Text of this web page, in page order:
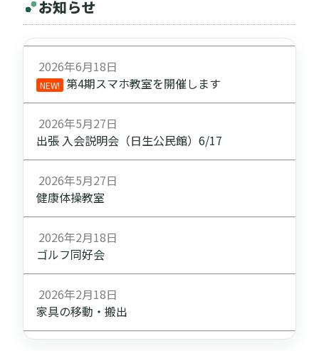
お知らせ
2026年6月18日
NEW! 第4期スマホ教室を開催します
2026年5月27日
出張 入会説明会（日生公民館）6/17
2026年5月27日
健康体操教室
2026年2月18日
ゴルフ同好会
2026年2月18日
家具の移動・搬出